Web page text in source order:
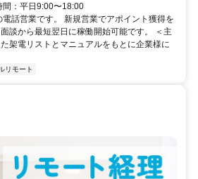
間：平日9:00〜18:00
話営業です。 新規営業でアポイント獲得を
談から最短翌日に稼働開始可能です。 ＜主
架電リストとマニュアルをもとに企業様に
リモート